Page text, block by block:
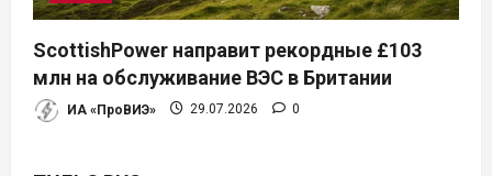
ScottishPower направит рекордные £103
млн на обслуживание ВЭС в Британии
ИА «ПроВИЭ» 29.07.2026 0